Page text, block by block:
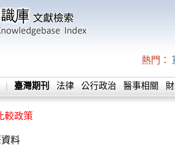
熱門：
臺灣期刊 法律 公行政治 醫事相關
較政策
料